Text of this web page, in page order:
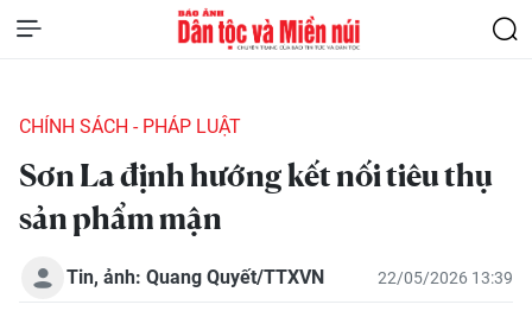
CHÍNH SÁCH - PHÁP LUẬT
Sơn La định hướng kết nối tiêu thụ
sản phẩm mận
Tin, ảnh: Quang Quyết/TTXVN 22/05/2026 13:39